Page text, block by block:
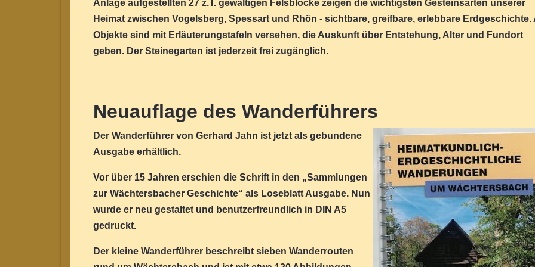
Anlage aufgestellten 27 z.T. gewaltigen Felsblöcke zeigen die wichtigsten Gesteinsarten unserer
Heimat zwischen Vogelsberg, Spessart und Rhön - sichtbare, greifbare, erlebbare Erdgeschichte.
Objekte sind mit Erläuterungstafeln versehen, die Auskunft über Entstehung, Alter und Fundort
geben. Der Steinegarten ist jederzeit frei zugänglich.
Neuauflage des Wanderführers
Der Wanderführer von Gerhard Jahn ist jetzt als gebundene
Ausgabe erhältlich.
Vor über 15 Jahren erschien die Schrift in den „Sammlungen
zur Wächtersbacher Geschichte“ als Loseblatt Ausgabe. Nun
wurde er neu gestaltet und benutzerfreundlich in DIN A5
gedruckt.
Der kleine Wanderführer beschreibt sieben Wanderrouten